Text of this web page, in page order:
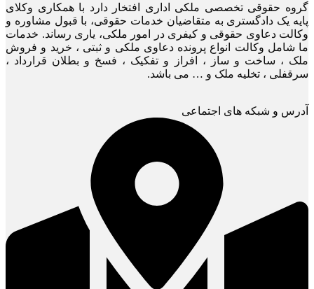
گروه حقوقی تخصصی ملکی اداری افتخار دارد با همکاری وکلای
پایه یک دادگستری به متقاضیان خدمات حقوقی، با قبول مشاوره و
وکالت دعاوی حقوقی و کیفری در امور ملکی، یاری رساند. خدمات
ما شامل وکالت انواع پرونده دعاوی ملکی و ثبتی ، خرید و فروش
ملک ، ساخت و ساز ، افراز و تفکیک ، فسخ و بطلان قرارداد ،
سرقفلی ، تخلیه ملک و … می باشد.
آدرس و شبکه های اجتماعی